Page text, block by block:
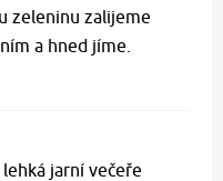
zeleninu zalijeme
a hned jíme.
jarní večeře